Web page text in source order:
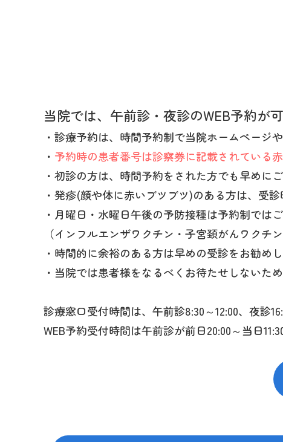
当院では、午前診・夜診のWEB予約が可
・診療予約は、時間予約制で当院ホームページ
・ 予約時の患者番号は診察券に記載されている
・初診の方は、時間予約をされた方でも早めにご
・発疹(顔や体に赤いブツブツ)のある方は、受診
・月曜日・水曜日午後の予防接種は予約制ではご
（インフルエンザワクチン・子宮頚がんワクチ
・時間的に余裕のある方は早めの受診をお勧め
・当院では患者様をなるべくお待たせしないた
診療窓口受付時間は、午前診8:30～12:00、夜診
WEB予約受付時間は午前診が前日20:00～当日
当院ではお子さんに起こる諸症状全
以下に代表的な疾患をご紹介いたし
『予防注射は受けたほうがいいの
病気そのものにかかった時の後遺症
予防接種と健康診断については、
乳幼児の健診、登園前の健診などを
ます。
となどについてもサポートさせて頂
予防接種と健康診断については、
お子さんにアレルギーがないかご
当院では、気管支喘息、食物アレル
以下の症状がある場合
お子さんは、角層が薄く皮膚のバリ
です。お子さんへのスキンケア指
湿疹、ウイルス性発疹症、アトピ
子どもの代謝内分泌疾患には、糖尿
療が可能です（福原医師外来時のみ
以下の症状がある場合